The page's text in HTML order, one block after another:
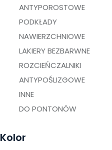
ANTYPOROSTOWE
PODKŁADY
NAWIERZCHNIOWE
LAKIERY BEZBARWNE
ROZCIEŃCZALNIKI
ANTYPOŚLIZGOWE
INNE
DO PONTONÓW
Kolor